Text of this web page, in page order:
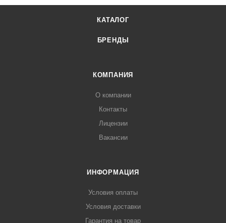
КАТАЛОГ
БРЕНДЫ
КОМПАНИЯ
О компании
Контакты
Лицензии
Вакансии
ИНФОРМАЦИЯ
Условия оплаты
Условия доставки
Гарантия на товар